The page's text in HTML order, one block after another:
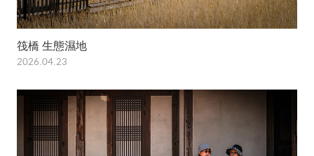
筏橋 生態濕地
2026.04.23